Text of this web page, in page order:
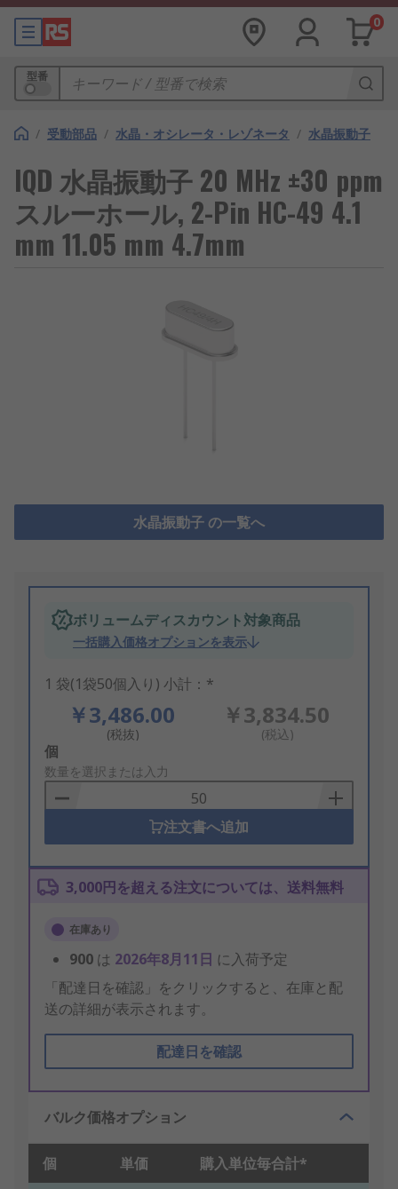
0
型番
/ 受動部品 / 水晶・オシレータ・レゾネータ / 水晶振動子
IQD 水晶振動子 20 MHz ±30 ppm
スルーホール, 2-Pin HC-49 4.1
mm 11.05 mm 4.7mm
水晶振動子 の一覧へ
ボリュームディスカウント対象商品
一括購入価格オプションを表示
1 袋(1袋50個入り) 小計：*
￥3,486.00
(税抜)
￥3,834.50
(税込)
Add
to
Basket
個
数量を選択または入力
注文書へ追加
3,000円を超える注文については、送料無料
在庫あり
900 は 2026年8月11日 に入荷予定
「配達日を確認」をクリックすると、在庫と配
送の詳細が表示されます。
配達日を確認
バルク価格オプション
個 単価 購入単位毎合計*